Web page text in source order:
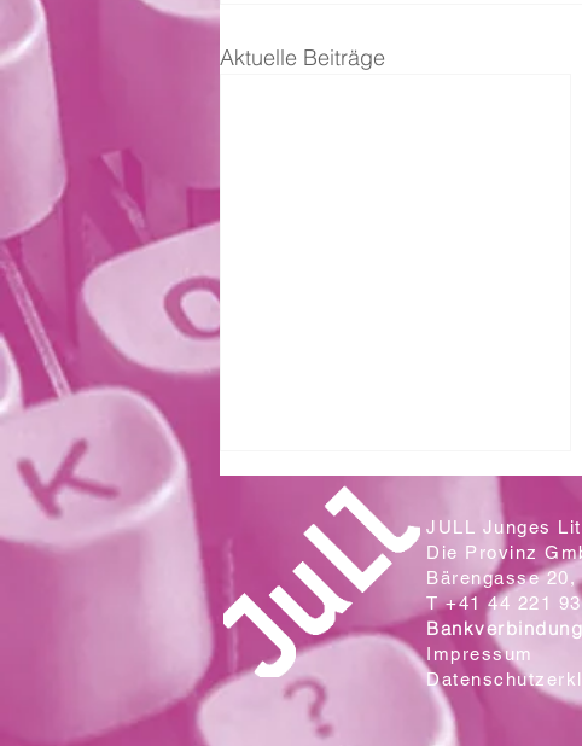
Aktuelle Beiträge
Zwei Klassen aus der Sek. Wallrüti
lesen in der Campo Cantina
JULL Junges
Die Provinz
Bärengasse
T +41 44 221
Impressum